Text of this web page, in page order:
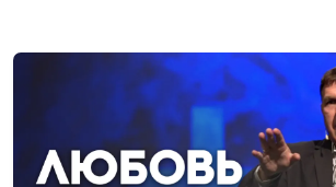
Елена
Одержимость (вторая
Юлия
Кунцевич,